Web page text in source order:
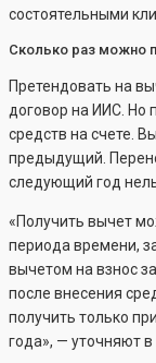
состоятельными
Сколько раз можно
Претендовать на
договор на ИИС. Но
средств на счете.
предыдущий.
следующий год
«Получить вычет
периода времени,
вычетом на взнос
после внесения
получить только
года», — уточняют